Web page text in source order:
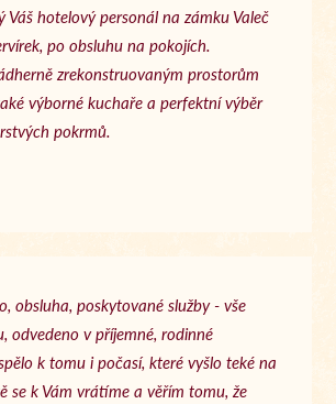
Váš hotelový personál na zámku Valeč
po obsluhu na pokojích.
zrekonstruovaným prostorům
výborné kuchaře a perfektní výběr
pokrmů.
obsluha, poskytované služby - vše
odvedeno v příjemné, rodinné
k tomu i počasí, které vyšlo teké na
se k Vám vrátíme a věřím tomu, že